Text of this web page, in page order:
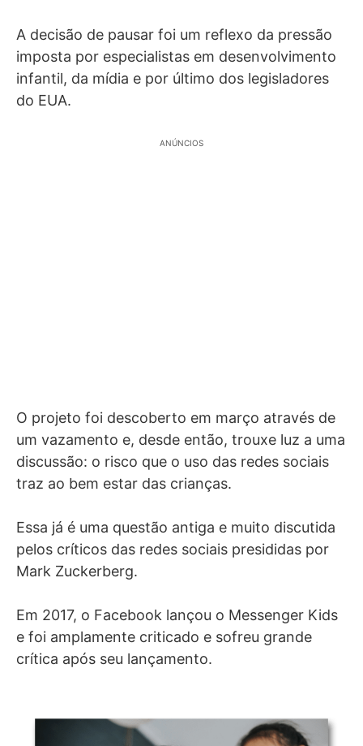
A decisão de pausar foi um reflexo da pressão
imposta por especialistas em desenvolvimento
infantil, da mídia e por último dos legisladores
do EUA.
ANÚNCIOS
O projeto foi descoberto em março através de
um vazamento e, desde então, trouxe luz a uma
discussão: o risco que o uso das redes sociais
traz ao bem estar das crianças.
Essa já é uma questão antiga e muito discutida
pelos críticos das redes sociais presididas por
Mark Zuckerberg.
Em 2017, o Facebook lançou o Messenger Kids
e foi amplamente criticado e sofreu grande
crítica após seu lançamento.